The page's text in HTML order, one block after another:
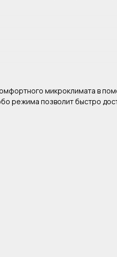
микроклимата в
режима позволит быстро